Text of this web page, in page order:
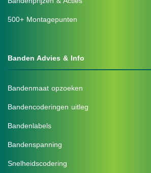
500+ Montagepunten
Banden Advies & Info
Bandenmaat opzoeken
Bandencoderingen uitleg
Bandenlabels
Bandenspanning
Snelheidscodering